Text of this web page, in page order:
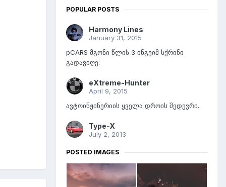
POPULAR POSTS
Harmony Lines
January 31, 2015
pCARS მგონი წლის 3 ინგეიმ სქრინი
გადავიღე:
eXtreme-Hunter
April 9, 2015
ავტოინჟინერიის ყველა დროის შედევრი.
Type-X
July 2, 2013
POSTED IMAGES